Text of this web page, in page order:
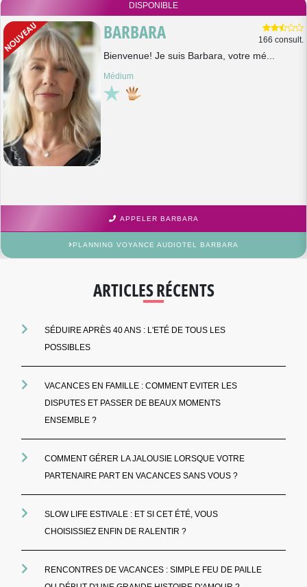
DISPONIBLE
BARBARA 166 consult.
Bienvenue! Je suis Barbara, votre mé...
Médium
APPELER BARBARA
PLANNING VOYANCE AUDIOTEL BARBARA
ARTICLES RÉCENTS
SÉDUIRE APRÈS 40 ANS : L'ETÉ DE TOUS LES
POSSIBLES
VACANCES EN FAMILLE : COMMENT EVITER LES
DISPUTES ET PASSER DE BEAUX MOMENTS
ENSEMBLE ?
COMMENT GÉRER LA JALOUSIE LORSQUE VOTRE
PARTENAIRE PART EN VACANCES SANS VOUS ?
SLOW LIFE ESTIVALE : ET SI CET ÉTÉ, VOUS
CHOISISSIEZ ENFIN DE RALENTIR ?
RENCONTRES DE VACANCES : SIMPLE FEU DE PAILLE